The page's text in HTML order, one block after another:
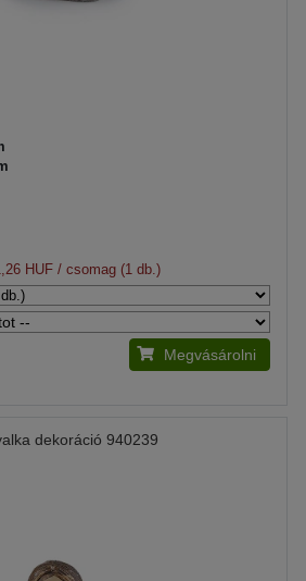
HUF/ csomag (1 db.)
Megvásárolni
dekoráció 940239